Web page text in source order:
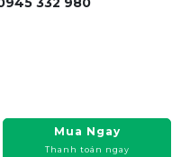
Mua Ngay
Thanh toán ngay